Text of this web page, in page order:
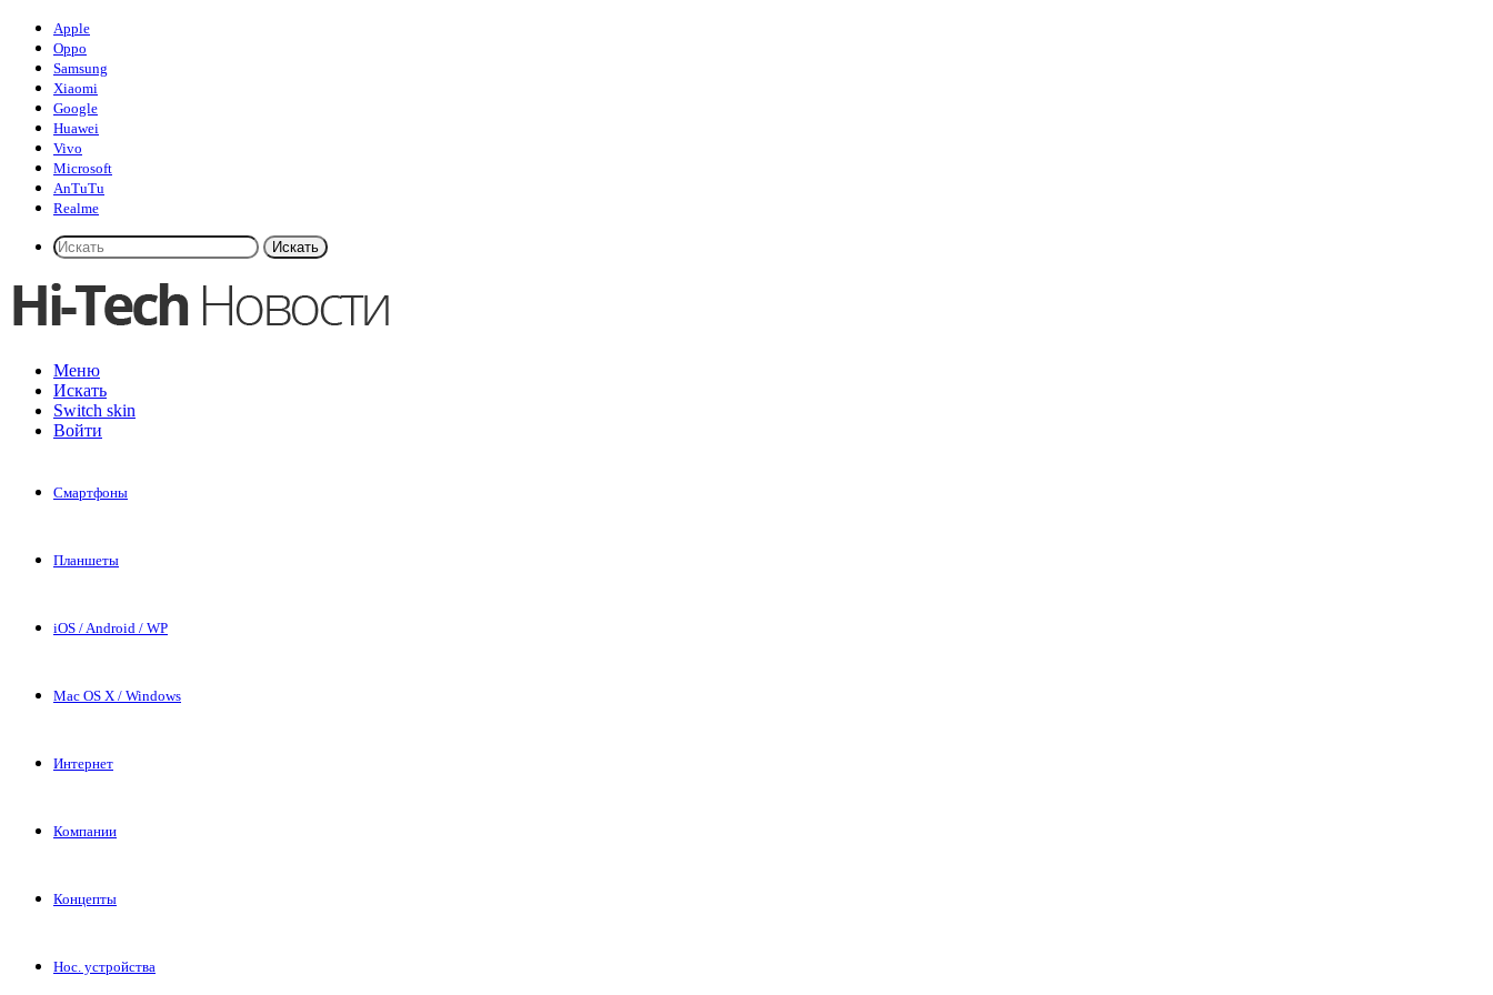
Apple
Oppo
Samsung
Xiaomi
Google
Huawei
Vivo
Microsoft
AnTuTu
Realme
Искать
Меню
Искать
Switch skin
Войти
Смартфоны
Планшеты
iOS / Android / WP
Mac OS X / Windows
Интернет
Компании
Концепты
Нос. устройства